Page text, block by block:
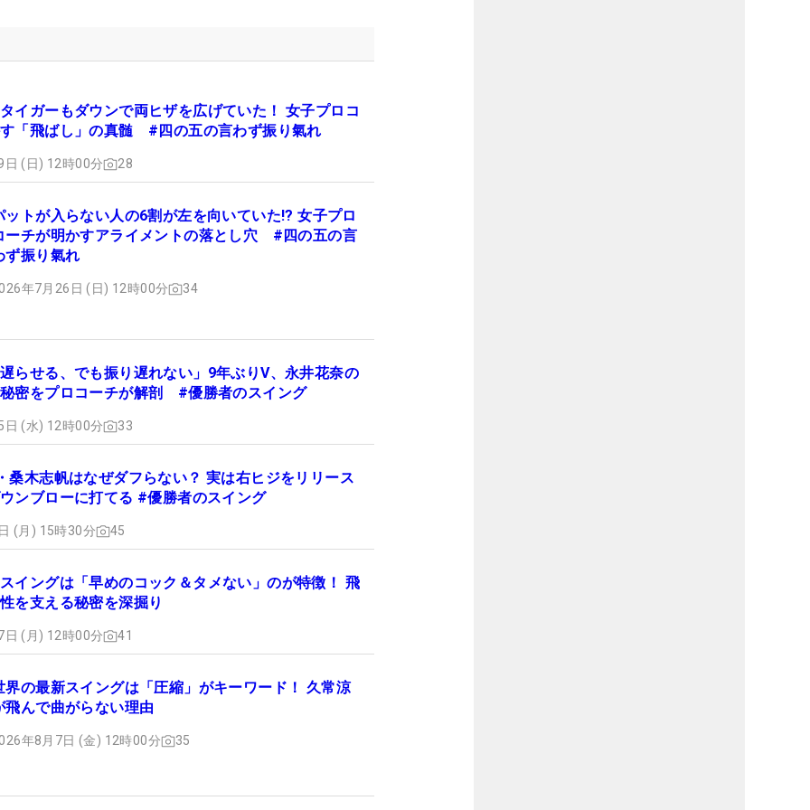
イガーもダウンで両ヒザを広げていた！ 女子プロコ
「飛ばし」の真髄 #四の五の言わず振り氣れ
日 (日) 12時00分 28
ットが入らない人の6割が左を向いていた!? 女子プロ
ーチが明かすアライメントの落とし穴 #四の五の言
ず振り氣れ
年7月26日 (日) 12時00分 34
らせる、でも振り遅れない」9年ぶりV、永井花奈の
密をプロコーチが解剖 #優勝者のスイング
日 (水) 12時00分 33
桑木志帆はなぜダフらない？ 実は右ヒジをリリース
ンブローに打てる #優勝者のスイング
(月) 15時30分 45
イングは「早めのコック＆タメない」のが特徴！ 飛
を支える秘密を深掘り
日 (月) 12時00分 41
界の最新スイングは「圧縮」がキーワード！ 久常涼
飛んで曲がらない理由
年8月7日 (金) 12時00分 35